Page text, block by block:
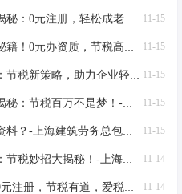
所的烦恼。 说到节税优化，
的差异。假设您的企业净利
万元，我们来看看两者在税
征收方式，无需缴纳企业所
11-15
成老板！-上海建筑劳务总包办理费用
11-15
税高达80%-上海建筑劳务总包财税优化
11-15
业轻装上阵！-上海建筑劳务总包核定征收
11-15
是梦！-上海建筑劳务总包财税奖励
11-15
海建筑劳务总包需要什么资料
11-14
秘！-上海建筑劳务总包怎么代办
11-14
企业轻装上阵！-上海建筑劳务总包需要到场吗？